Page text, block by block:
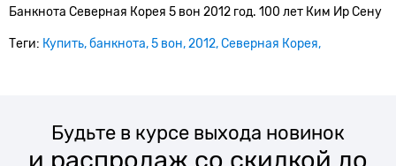
Банкнота Северная Корея 5 вон 2012 год. 100 лет Ким Ир Сену
Теги: Купить банкнота 5 вон 2012 Северная Корея
Будьте в курсе выхода новинок
и распродаж со скидкой до